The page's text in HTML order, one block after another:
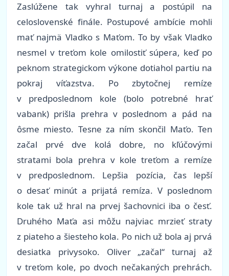
Zaslúžene tak vyhral turnaj a postúpil na
celoslovenské finále. Postupové ambície mohli
mať najmä Vladko s Maťom. To by však Vladko
nesmel v treťom kole omilostiť súpera, keď po
peknom strategickom výkone dotiahol partiu na
pokraj víťazstva. Po zbytočnej remíze
v predposlednom kole (bolo potrebné hrať
vabank) prišla prehra v poslednom a pád na
ôsme miesto. Tesne za ním skončil Maťo. Ten
začal prvé dve kolá dobre, no kľúčovými
stratami bola prehra v kole treťom a remíze
v predposlednom. Lepšia pozícia, čas lepší
o desať minút a prijatá remíza. V poslednom
kole tak už hral na prvej šachovnici iba o česť.
Druhého Maťa asi môžu najviac mrzieť straty
z piateho a šiesteho kola. Po nich už bola aj prvá
desiatka privysoko. Oliver „začal“ turnaj až
v treťom kole, po dvoch nečakaných prehrách.